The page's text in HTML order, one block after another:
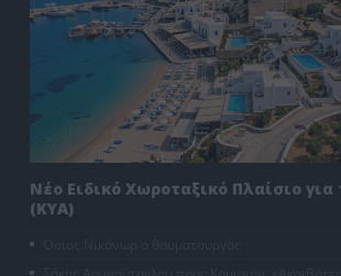
Νέο Ειδικό Χωροταξικό Πλαίσιο για
(ΚΥΑ)